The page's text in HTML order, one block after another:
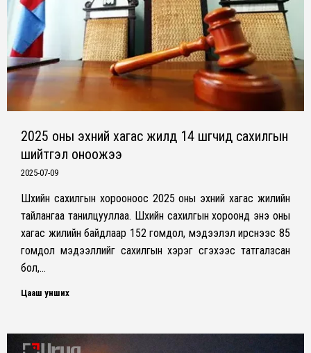
2025 оны эхний хагас жилд 14 шүүгчид сахилгын
шийтгэл оноожээ
2025-07-09
Шүүхийн сахилгын хорооноос 2025 оны эхний хагас жилийн
тайлангаа танилцууллаа. Шүүхийн сахилгын хороонд энэ оны
хагас жилийн байдлаар 152 гомдол, мэдээлэл ирснээс 85
гомдол мэдээллийг сахилгын хэрэг үүсгэхээс татгалзсан
бол,…
Цааш унших